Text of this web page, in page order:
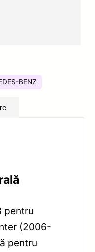
BENZ
pentru
(2006-
pentru